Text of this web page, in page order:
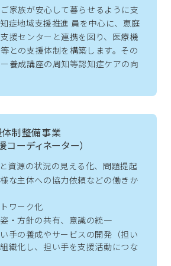
家族が安心して暮らせるように支
症地域支援推進 員を中心に、恵庭
援センターと連携を図り、医療機
との支援体制を構築します。その
養成講座の周知等認知症ケアの向
制整備事業
コーディネーター）
資源の状況の見える化、問題提起
な主体への協力依頼などの働きか
ワーク化
・方針の共有、意識の統一
手の養成やサービスの開発（担い
織化し、担い手を支援活動につな